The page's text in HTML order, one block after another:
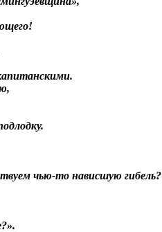
чью-то нависшую гибель?